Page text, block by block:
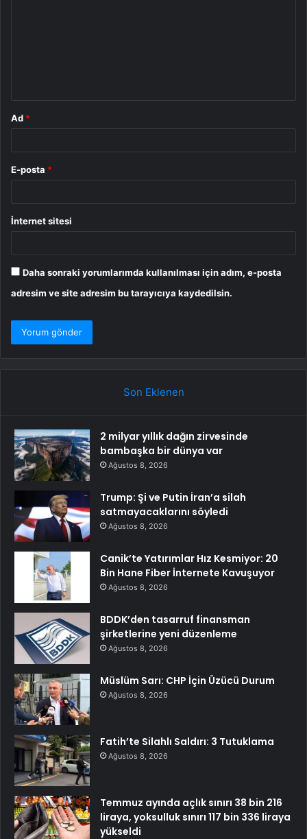
Ad *
E-posta *
İnternet sitesi
Daha sonraki yorumlarımda kullanılması için adım, e-posta
adresim ve site adresim bu tarayıcıya kaydedilsin.
Son Eklenen
2 milyar yıllık dağın zirvesinde
bambaşka bir dünya var
Ağustos 8, 2026
Trump: Şi ve Putin İran’a silah
satmayacaklarını söyledi
Ağustos 8, 2026
Canik’te Yatırımlar Hız Kesmiyor: 20
Bin Hane Fiber İnternete Kavuşuyor
Ağustos 8, 2026
BDDK’den tasarruf finansman
şirketlerine yeni düzenleme
Ağustos 8, 2026
Müslüm Sarı: CHP İçin Üzücü Durum
Ağustos 8, 2026
Fatih’te Silahlı Saldırı: 3 Tutuklama
Ağustos 8, 2026
Temmuz ayında açlık sınırı 38 bin 216
liraya, yoksulluk sınırı 117 bin 336 liraya
yükseldi